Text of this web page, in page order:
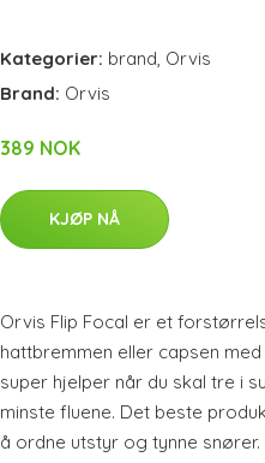
Kategorier: brand, Orvis
Brand: Orvis
389 NOK
KJØP NÅ
Orvis Flip Focal er et
hattbremmen eller capsen
super hjelper når du skal tre i
minste fluene. Det beste
å ordne utstyr og tynne